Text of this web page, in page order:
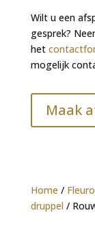
Wilt u een
gesprek?
het
mogelijk
Maak
Home /
druppel /